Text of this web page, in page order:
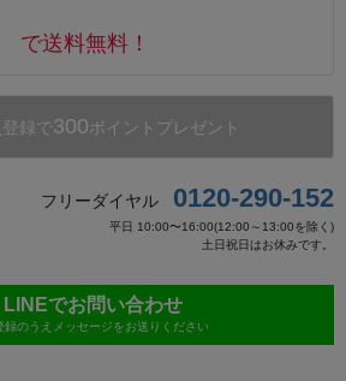
で送料無料！
録で300ポイントプレゼント
フリーダイヤル 0120-290-152
平日 10:00〜16:00(12:00～13:00を除く)
土日祝日はお休みです。
LINEでお問い合わせ
のうえメッセージをお送りください